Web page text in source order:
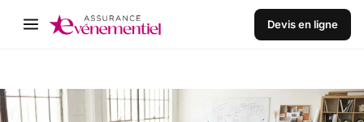
Devis en ligne